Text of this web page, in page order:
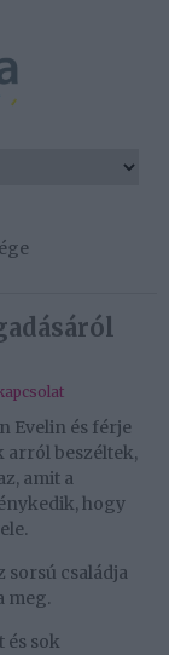
Evelin és férje
arról beszéltek,
amit a
hogy
sorsú családja
meg.
sok